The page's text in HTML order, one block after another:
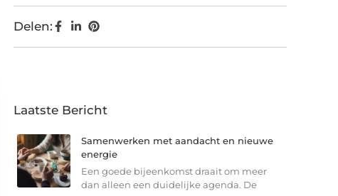
Delen:
Laatste Bericht
Samenwerken met aandacht en nieuwe
energie
Een goede bijeenkomst draait om meer
dan alleen een duidelijke agenda. De